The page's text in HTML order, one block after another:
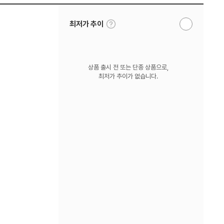
최저가 추이
툴
팁
알
상품 출시 전 또는 단종 상품으로,
최저가 추이가 없습니다.